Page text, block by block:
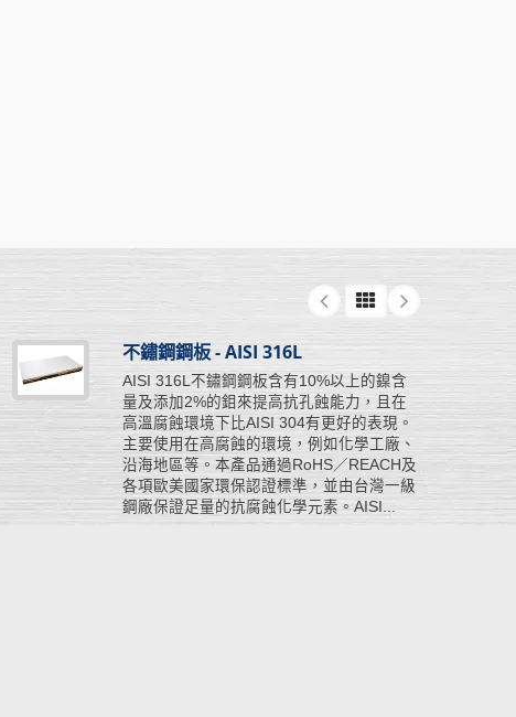
不鏽鋼鋼板 - AISI 316L
AISI 316L不鏽鋼鋼板含有10%以上的鎳含
量及添加2%的鉬來提高抗孔蝕能力，且在
高溫腐蝕環境下比AISI 304有更好的表現。
主要使用在高腐蝕的環境，例如化學工廠、
沿海地區等。本產品通過RoHS／REACH及
各項歐美國家環保認證標準，並由台灣一級
鋼廠保證足量的抗腐蝕化學元素。AISI...